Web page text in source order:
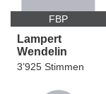
FBP
Lampert
Wendelin
3’925 Stimmen